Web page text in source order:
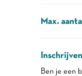
Max.
Ben je een